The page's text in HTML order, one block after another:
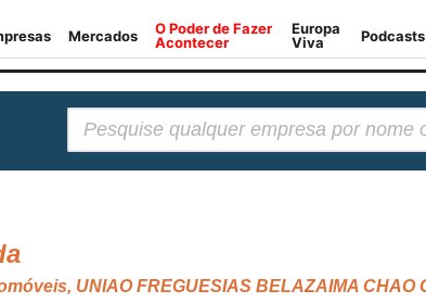
UNIAO FREGUESIAS BELAZAIMA CHAO